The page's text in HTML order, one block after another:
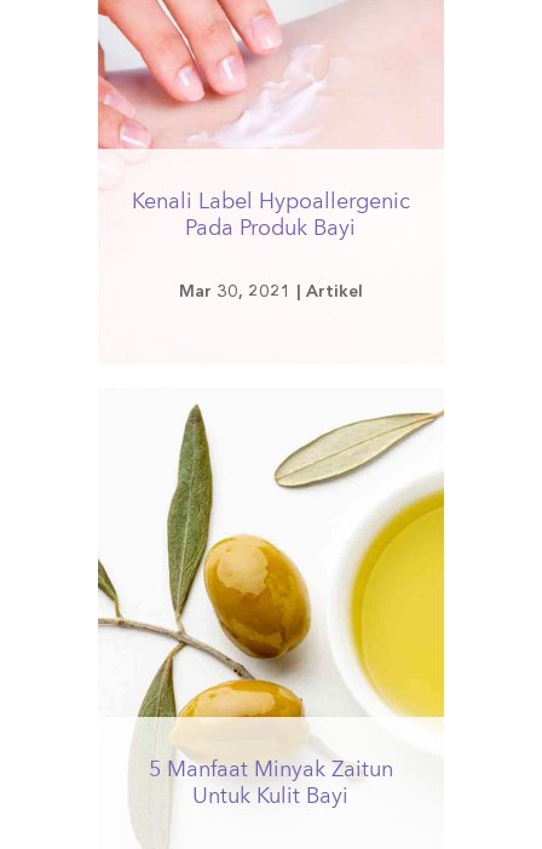
Kenali Label Hypoallergenic
Pada Produk Bayi
Mar 30, 2021 Artikel
5 Manfaat Minyak Zaitun
Untuk Kulit Bayi